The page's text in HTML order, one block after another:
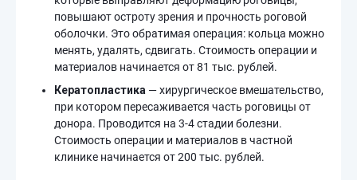
повышают остроту зрения и прочность роговой
оболочки. Это обратимая операция: кольца можно
менять, удалять, сдвигать. Стоимость операции и
материалов начинается от 81 тыс. рублей.
Кератопластика — хирургическое вмешательство,
при котором пересаживается часть роговицы от
донора. Проводится на 3-4 стадии болезни.
Стоимость операции и материалов в частной
клинике начинается от 200 тыс. рублей.